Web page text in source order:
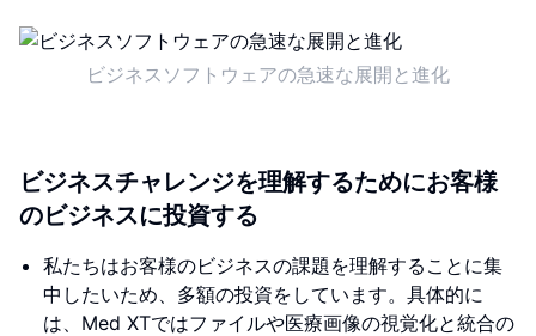
ビジネスソフトウェアの急速な展開と進化
ビジネスチャレンジを理解するためにお客様
のビジネスに投資する
私たちはお客様のビジネスの課題を理解することに集
中したいため、多額の投資をしています。具体的に
は、Med XTではファイルや医療画像の視覚化と統合の